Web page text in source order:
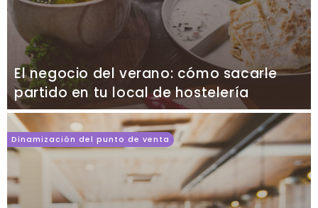
El negocio del verano: cómo sacarle
partido en tu local de hostelería
Dinamización del punto de venta